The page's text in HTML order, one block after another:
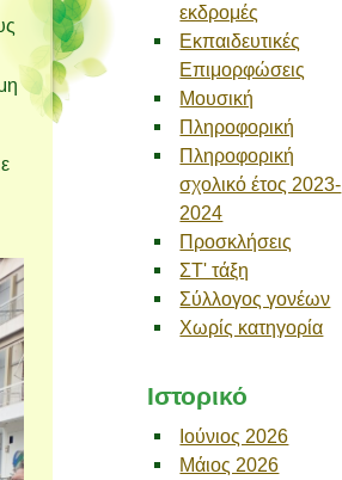
εκδρομές
Εκπαιδευτικές
Επιμορφώσεις
Μουσική
Πληροφορική
Πληροφορική
σχολικό έτος 2023-
2024
Προσκλήσεις
ΣΤ' τάξη
Σύλλογος γονέων
Χωρίς κατηγορία
Ιστορικό
Ιούνιος 2026
Μάιος 2026